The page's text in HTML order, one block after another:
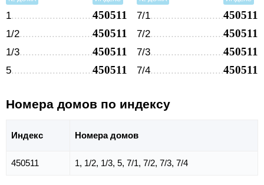
1 450511
1/2 450511
1/3 450511
5 450511
7/1 450511
7/2 450511
7/3 450511
7/4 450511
Номера домов по индексу
Индекс Номера домов
450511 1, 1/2, 1/3, 5, 7/1, 7/2, 7/3, 7/4